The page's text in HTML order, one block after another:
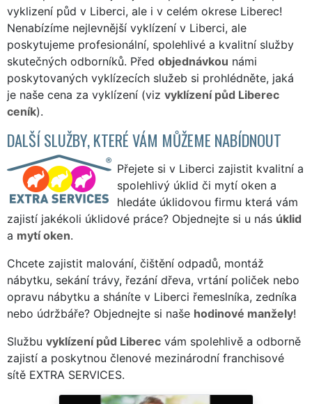
vyklizení půd v Liberci, ale i v celém okrese Liberec!
Nenabízíme nejlevnější vyklízení v Liberci, ale
poskytujeme profesionální, spolehlivé a kvalitní služby
skutečných odborníků. Před objednávkou námi
poskytovaných vyklízecích služeb si prohlédněte, jaká
je naše cena za vyklízení (viz vyklízení půd Liberec
ceník).
DALŠÍ SLUŽBY, KTERÉ VÁM MŮŽEME NABÍDNOUT
Přejete si v Liberci zajistit kvalitní a
spolehlivý úklid či mytí oken a
hledáte úklidovou firmu která vám
zajistí jakékoli úklidové práce? Objednejte si u nás úklid
a mytí oken.
Chcete zajistit malování, čištění odpadů, montáž
nábytku, sekání trávy, řezání dřeva, vrtání poliček nebo
opravu nábytku a sháníte v Liberci řemeslníka, zedníka
nebo údržbáře? Objednejte si naše hodinové manžely!
Službu vyklízení půd Liberec vám spolehlivě a odborně
zajistí a poskytnou členové mezinárodní franchisové
sítě EXTRA SERVICES.